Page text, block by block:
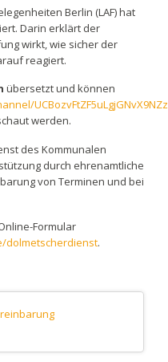
Berlin (LAF) hat
Darin erklärt der
wirkt, wie sicher der
reagiert.
übersetzt und können
werden.
des Kommunalen
durch ehrenamtliche
von Terminen und bei
Formular
dolmetscherdienst.